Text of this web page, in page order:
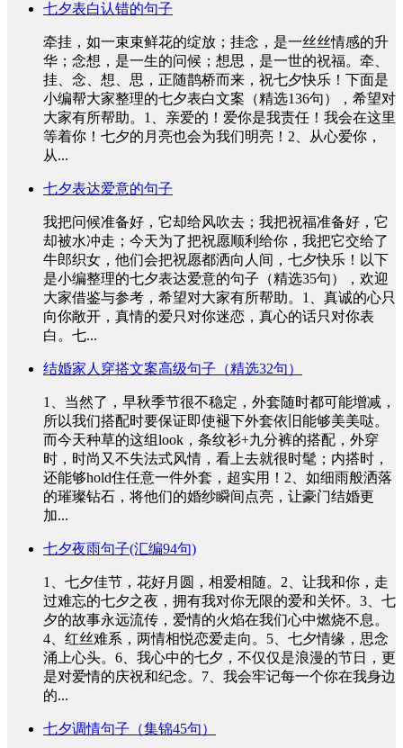
七夕表白认错的句子
牵挂，如一束束鲜花的绽放；挂念，是一丝丝情感的升
华；念想，是一生的问候；想思，是一世的祝福。牵、
挂、念、想、思，正随鹊桥而来，祝七夕快乐！下面是
小编帮大家整理的七夕表白文案（精选136句），希望对
大家有所帮助。1、亲爱的！爱你是我责任！我会在这里
等着你！七夕的月亮也会为我们明亮！2、从心爱你，
从...
七夕表达爱意的句子
我把问候准备好，它却给风吹去；我把祝福准备好，它
却被水冲走；今天为了把祝愿顺利给你，我把它交给了
牛郎织女，他们会把祝愿都洒向人间，七夕快乐！以下
是小编整理的七夕表达爱意的句子（精选35句），欢迎
大家借鉴与参考，希望对大家有所帮助。1、真诚的心只
向你敞开，真情的爱只对你迷恋，真心的话只对你表
白。七...
结婚家人穿搭文案高级句子（精选32句）
1、当然了，早秋季节很不稳定，外套随时都可能增减，
所以我们搭配时要保证即使褪下外套依旧能够美美哒。
而今天种草的这组look，条纹衫+九分裤的搭配，外穿
时，时尚又不失法式风情，看上去就很时髦；内搭时，
还能够hold住任意一件外套，超实用！2、如细雨般洒落
的璀璨钻石，将他们的婚纱瞬间点亮，让豪门结婚更
加...
七夕夜雨句子(汇编94句)
1、七夕佳节，花好月圆，相爱相随。2、让我和你，走
过难忘的七夕之夜，拥有我对你无限的爱和关怀。3、七
夕的故事永远流传，爱情的火焰在我们心中燃烧不息。
4、红丝难系，两情相悦恋爱走向。5、七夕情缘，思念
涌上心头。6、我心中的七夕，不仅仅是浪漫的节日，更
是对爱情的庆祝和纪念。7、我会牢记每一个你在我身边
的...
七夕调情句子（集锦45句）